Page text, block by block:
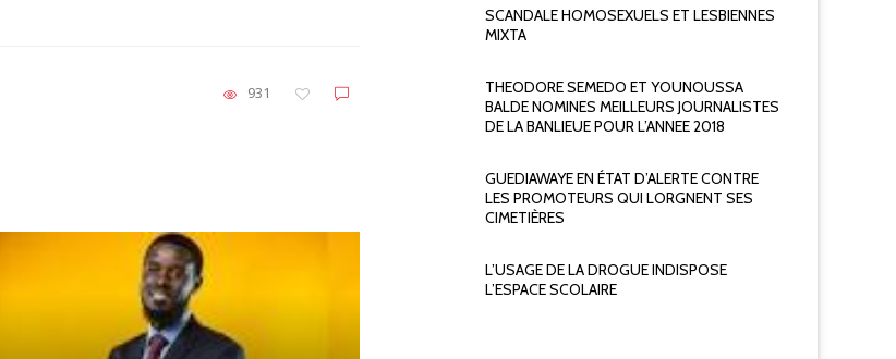
931
SCANDALE HOMOSEXUELS ET LESBIENNES
MIXTA
THEODORE SEMEDO ET YOUNOUSSA
BALDE NOMINES MEILLEURS JOURNALISTES
DE LA BANLIEUE POUR L’ANNEE 2018
GUEDIAWAYE EN ÉTAT D’ALERTE CONTRE
LES PROMOTEURS QUI LORGNENT SES
CIMETIÈRES
L’USAGE DE LA DROGUE INDISPOSE
L’ESPACE SCOLAIRE